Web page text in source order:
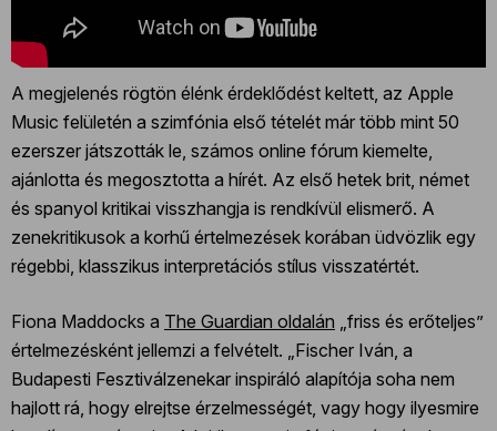
A megjelenés rögtön élénk érdeklődést keltett, az Apple
Music felületén a szimfónia első tételét már több mint 50
ezerszer játszották le, számos online fórum kiemelte,
ajánlotta és megosztotta a hírét. Az első hetek brit, német
és spanyol kritikai visszhangja is rendkívül elismerő. A
zenekritikusok a korhű értelmezések korában üdvözlik egy
régebbi, klasszikus interpretációs stílus visszatértét.
Fiona Maddocks a The Guardian oldalán „friss és erőteljes”
értelmezésként jellemzi a felvételt. „Fischer Iván, a
Budapesti Fesztiválzenekar inspiráló alapítója soha nem
hajlott rá, hogy elrejtse érzelmességét, vagy hogy ilyesmire